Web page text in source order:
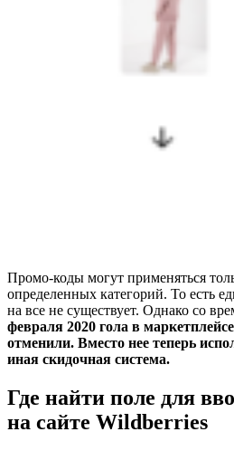
Промо-коды могут применяться
определенных категорий. То есть
на все не существует. Однако со
февраля 2020 гола в
отменили. Вместо нее теперь
иная скидочная система.
Где найти поле для
на сайте Wildberries